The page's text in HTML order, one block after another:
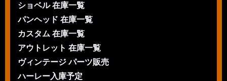
ショベル 在庫一覧
パンヘッド 在庫一覧
カスタム 在庫一覧
アウトレット 在庫一覧
ヴィンテージ パーツ販売
ハーレー入庫予定